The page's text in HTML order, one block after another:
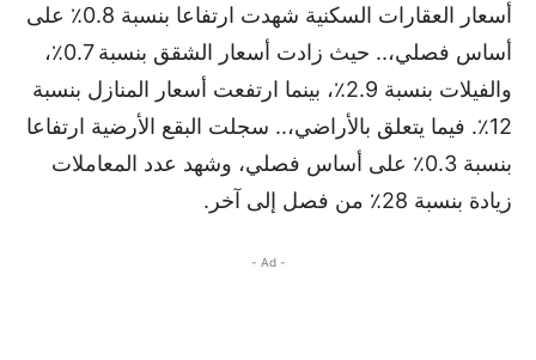
أسعار العقارات السكنية شهدت ارتفاعا بنسبة 0.8٪ على
أساس فصلي،.. حيث زادت أسعار الشقق بنسبة 0.7٪،
والفيلات بنسبة 2.9٪، بينما ارتفعت أسعار المنازل بنسبة
12٪. فيما يتعلق بالأراضي،.. سجلت البقع الأرضية ارتفاعا
بنسبة 0.3٪ على أساس فصلي، وشهد عدد المعاملات
زيادة بنسبة 28٪ من فصل إلى آخر.
- Ad -